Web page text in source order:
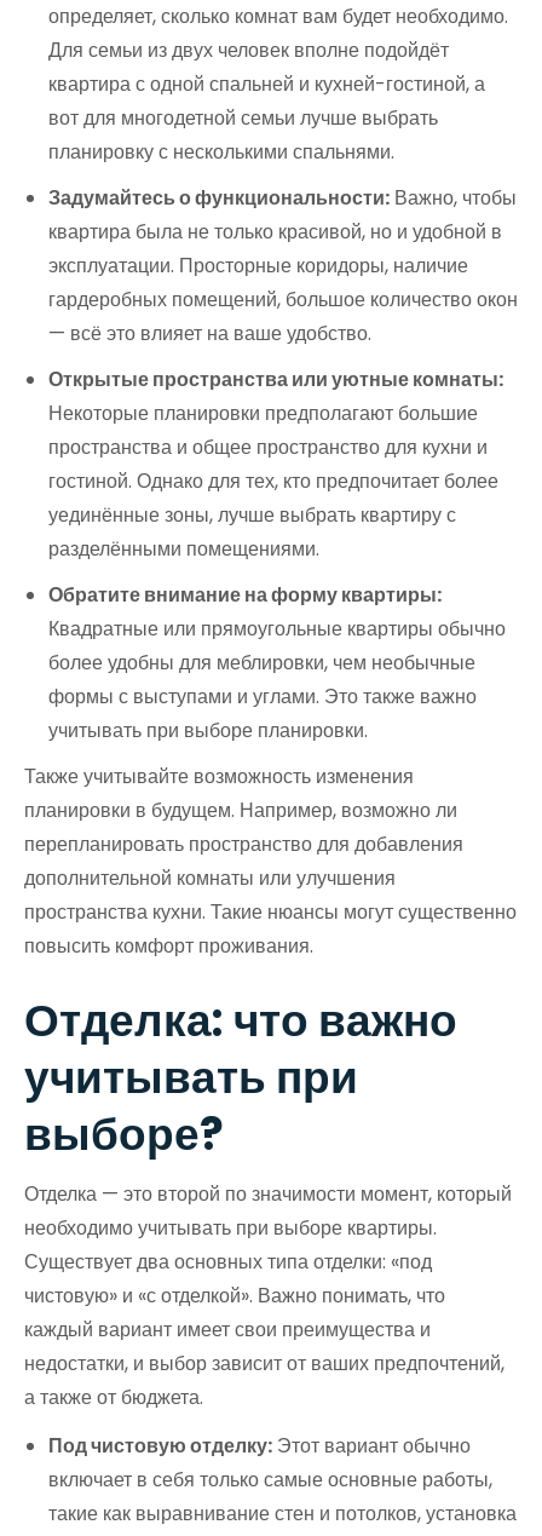
определяет, сколько комнат вам будет необходимо.
Для семьи из двух человек вполне подойдёт
квартира с одной спальней и кухней-гостиной, а
вот для многодетной семьи лучше выбрать
планировку с несколькими спальнями.
Задумайтесь о функциональности: Важно, чтобы
квартира была не только красивой, но и удобной в
эксплуатации. Просторные коридоры, наличие
гардеробных помещений, большое количество окон
— всё это влияет на ваше удобство.
Открытые пространства или уютные комнаты:
Некоторые планировки предполагают большие
пространства и общее пространство для кухни и
гостиной. Однако для тех, кто предпочитает более
уединённые зоны, лучше выбрать квартиру с
разделёнными помещениями.
Обратите внимание на форму квартиры:
Квадратные или прямоугольные квартиры обычно
более удобны для меблировки, чем необычные
формы с выступами и углами. Это также важно
учитывать при выборе планировки.
Также учитывайте возможность изменения
планировки в будущем. Например, возможно ли
перепланировать пространство для добавления
дополнительной комнаты или улучшения
пространства кухни. Такие нюансы могут существенно
повысить комфорт проживания.
Отделка: что важно
учитывать при
выборе?
Отделка — это второй по значимости момент, который
необходимо учитывать при выборе квартиры.
Существует два основных типа отделки: «под
чистовую» и «с отделкой». Важно понимать, что
каждый вариант имеет свои преимущества и
недостатки, и выбор зависит от ваших предпочтений,
а также от бюджета.
Под чистовую отделку: Этот вариант обычно
включает в себя только самые основные работы,
такие как выравнивание стен и потолков, установка